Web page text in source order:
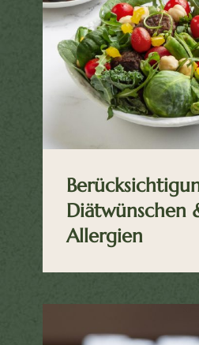
Diätwünschen
Allergien